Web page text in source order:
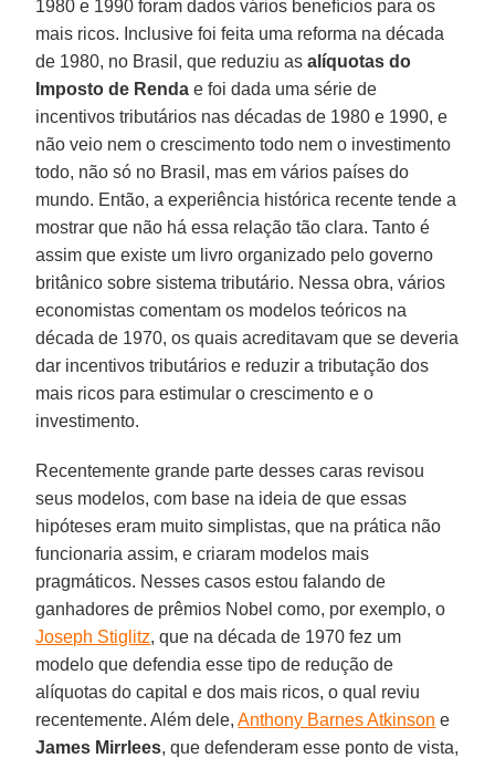
1980 e 1990 foram dados vários benefícios para os
mais ricos. Inclusive foi feita uma reforma na década
de 1980, no Brasil, que reduziu asalíquotas do
Imposto de Renda e foi dada uma série de
incentivos tributários nas décadas de 1980 e 1990, e
não veio nem o crescimento todo nem o investimento
todo, não só no Brasil, mas em vários países do
mundo. Então, a experiência histórica recente tende a
mostrar que não há essa relação tão clara. Tanto é
assim que existe um livro organizado pelo governo
britânico sobre sistema tributário. Nessa obra, vários
economistas comentam os modelos teóricos na
década de 1970, os quais acreditavam que se deveria
dar incentivos tributários e reduzir a tributação dos
mais ricos para estimular o crescimento e o
investimento.
Recentemente grande parte desses caras revisou
seus modelos, com base na ideia de que essas
hipóteses eram muito simplistas, que na prática não
funcionaria assim, e criaram modelos mais
pragmáticos. Nesses casos estou falando de
ganhadores de prêmios Nobel como, por exemplo, o
Joseph Stiglitz, que na década de 1970 fez um
modelo que defendia esse tipo de redução de
alíquotas do capital e dos mais ricos, o qual reviu
recentemente. Além dele,Anthony Barnes Atkinson e
James Mirrlees, que defenderam esse ponto de vista,